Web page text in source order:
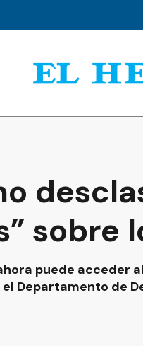
sobre
puede acceder
Departamento de